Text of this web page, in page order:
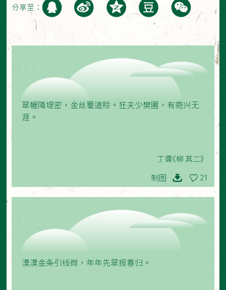
分享至：
翠幄隋堤密，金丝蜀道赊。狂夫少樊圃，有菀兴无
涯。
丁谓《柳 其二》
制图 21
漠漠金条引线微，年年先翠报春归。